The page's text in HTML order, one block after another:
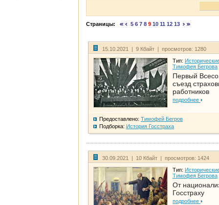
Страницы: 5 6 7 8 9 10 11 12 13
15.10.2021 | 9 Кбайт | просмотров: 1280
Тип:
Тимофея Бегрова
Первый
съезд
работников
подробнее
Предоставлено: Тимофей Бегров
Подборка: История Госстраха
30.09.2021 | 10 Кбайт | просмотров: 1424
Тип:
Тимофея Бегрова
От
Госстраху
подробнее